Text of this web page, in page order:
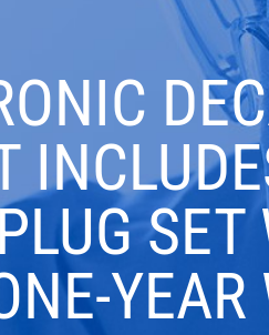
SET